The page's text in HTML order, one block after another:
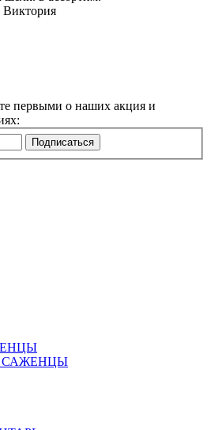
Виктория
первыми о наших акция и
Подписаться
САЖЕНЦЫ